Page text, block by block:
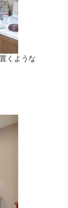
くような